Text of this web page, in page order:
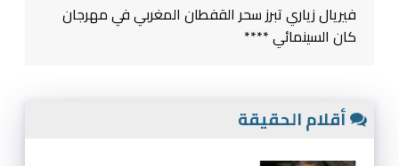
فيريال زياري تبرز سحر القفطان المغربي في مهرجان
كان السينمائي ****
أقلام الحقيقة